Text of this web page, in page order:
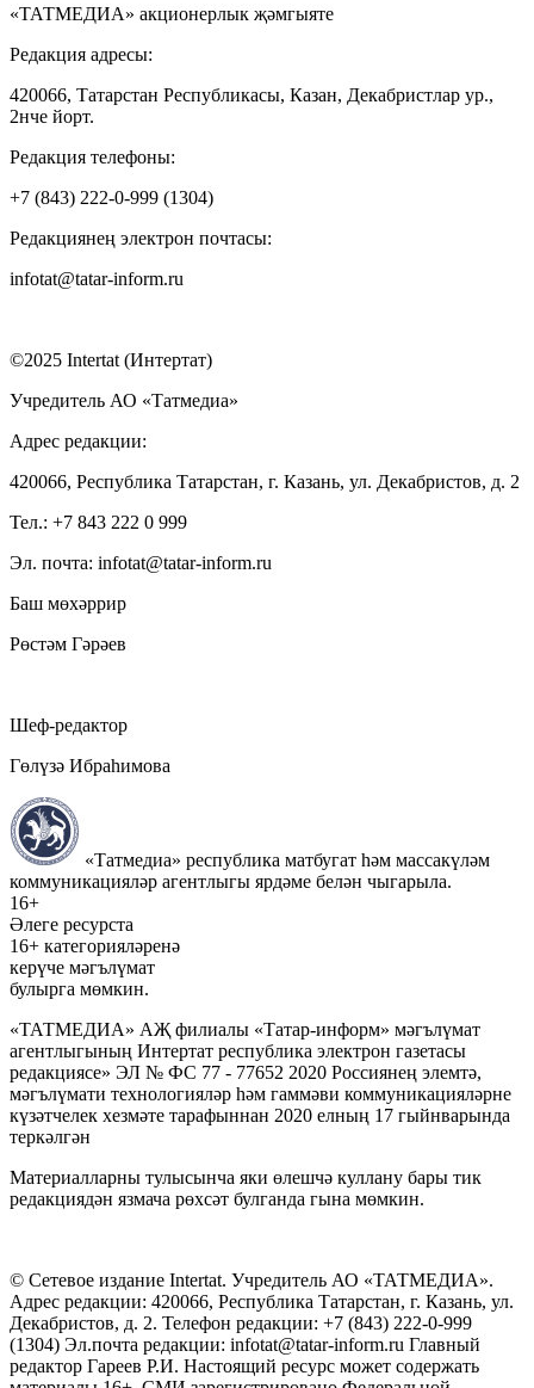
«ТАТМЕДИА» акционерлык җәмгыяте
Редакция адресы:
420066, Татарстан Республикасы, Казан, Декабристлар ур.,
2нче йорт.
Редакция телефоны:
+7 (843) 222-0-999 (1304)
Редакциянең электрон почтасы:
infotat@tatar-inform.ru
©2025 Intertat (Интертат)
Учредитель АО «Татмедиа»
Адрес редакции:
420066, Республика Татарстан, г. Казань, ул. Декабристов, д. 2
Тел.: +7 843 222 0 999
Эл. почта: infotat@tatar-inform.ru
Баш мөхәррир
Рөстәм Гәрәев
Шеф-редактор
Гөлүзә Ибраһимова
«Татмедиа» республика матбугат һәм массакүләм
коммуникацияләр агентлыгы ярдәме белән чыгарыла.
16+
Әлеге ресурста
16+ категорияләренә
керүче мәгълүмат
булырга мөмкин.
«ТАТМЕДИА» АҖ филиалы «Татар-информ» мәгълүмат
агентлыгының Интертат республика электрон газетасы
редакциясе» ЭЛ № ФС 77 - 77652 2020 Россиянең элемтә,
мәгълүмати технологияләр һәм гаммәви коммуникацияләрне
күзәтчелек хезмәте тарафыннан 2020 елның 17 гыйнварында
теркәлгән
Материалларны тулысынча яки өлешчә куллану бары тик
редакциядән язмача рөхсәт булганда гына мөмкин.
© Сетевое издание Intertat. Учредитель АО «ТАТМЕДИА».
Адрес редакции: 420066, Республика Татарстан, г. Казань, ул.
Декабристов, д. 2. Телефон редакции: +7 (843) 222-0-999
(1304) Эл.почта редакции: infotat@tatar-inform.ru Главный
редактор Гареев Р.И. Настоящий ресурс может содержать